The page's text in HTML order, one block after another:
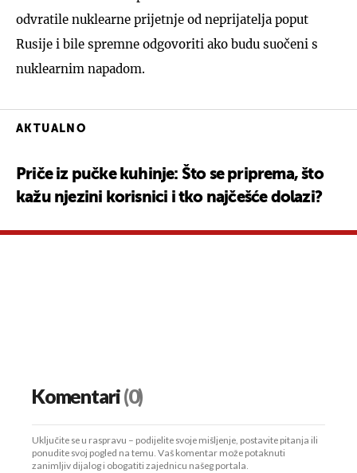
odvratile nuklearne prijetnje od neprijatelja poput
Rusije i bile spremne odgovoriti ako budu suočeni s
nuklearnim napadom.
AKTUALNO
Priče iz pučke kuhinje: Što se priprema, što
kažu njezini korisnici i tko najčešće dolazi?
Komentari(0)
Uključite se u raspravu – podijelite svoje mišljenje, postavite pitanja ili
ponudite svoj pogled na temu. Vaš komentar može potaknuti
zanimljiv dijalog i obogatiti zajednicu našeg portala.